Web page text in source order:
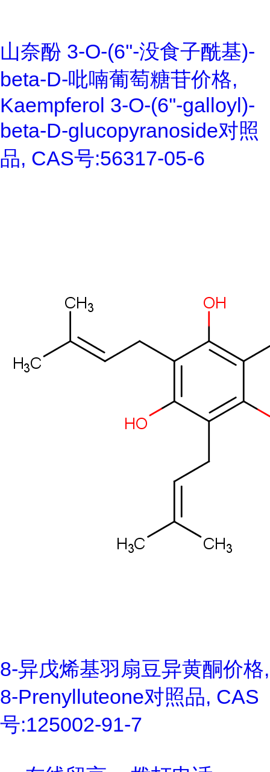
山奈酚 3-O-(6''-没食子酰基)-
beta-D-吡喃葡萄糖苷价格,
Kaempferol 3-O-(6''-galloyl)-
beta-D-glucopyranoside对照
品, CAS号:56317-05-6
8-异戊烯基羽扇豆异黄酮价格,
8-Prenylluteone对照品, CAS
号:125002-91-7